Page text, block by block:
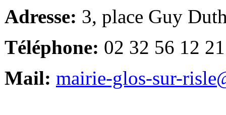
Adresse: 3, place Guy
Téléphone: 02 32 56 12 21
Mail: mairie-glos-sur-